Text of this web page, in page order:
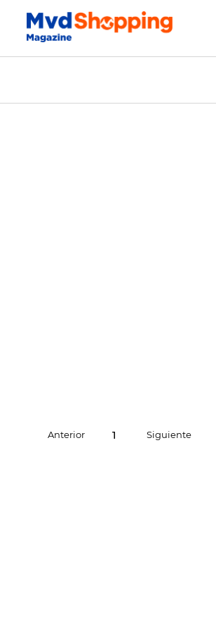
Anterior 1 Siguiente